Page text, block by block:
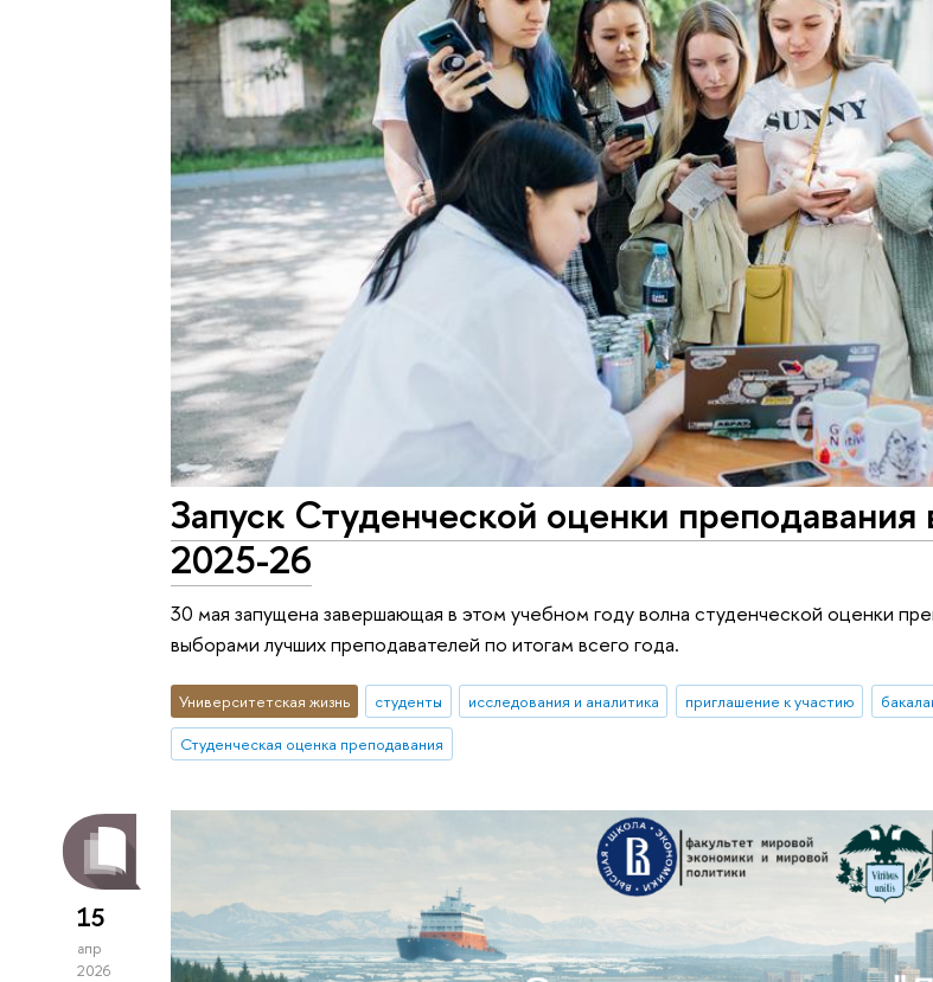
Запуск Студенческой оценки
2025-26
30 мая запущена завершающая в этом учебном году волна студенческой оценки
выборами лучших преподавателей по итогам всего года.
Университетская жизнь студенты исследования и аналитика приглашение к участию
Студенческая оценка преподавания
15
апр
2026